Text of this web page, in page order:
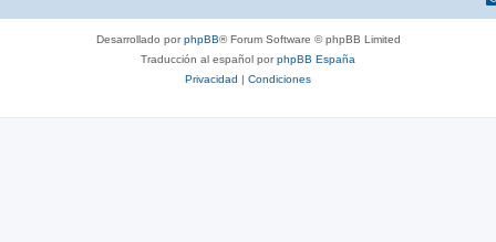
Desarrollado porphpBB® Forum Software © phpBB Limited
Traducción al español porphpBB España
Privacidad | Condiciones